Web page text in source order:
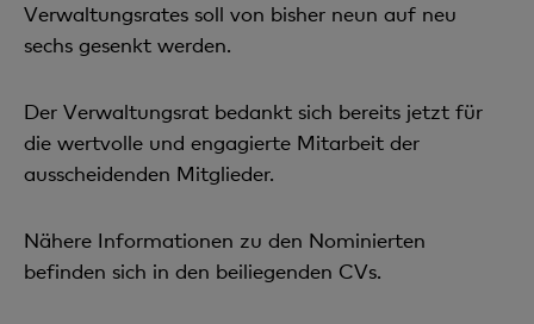
Verwaltungsrates soll von bisher neun auf neu
sechs gesenkt werden.
Der Verwaltungsrat bedankt sich bereits jetzt für
die wertvolle und engagierte Mitarbeit der
ausscheidenden Mitglieder.
Nähere Informationen zu den Nominierten
befinden sich in den beiliegenden CVs.